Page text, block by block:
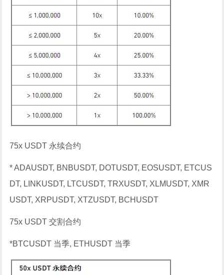
75x USDT 永续合约
* ADAUSDT, BNBUSDT, DOTUSDT, EOSUSDT, ETCUS
DT, LINKUSDT, LTCUSDT, TRXUSDT, XLMUSDT, XMR
USDT, XRPUSDT, XTZUSDT, BCHUSDT
75x USDT 交割合约
*BTCUSDT 当季, ETHUSDT 当季